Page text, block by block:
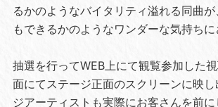
るかのようなバイタリティ溢れる同曲
もできるかのようなワンダーな気持ちに
抽選を行ってWEB上にて観覧参加した
面にてステージ正面のスクリーンに映
ジアーティストも実際にお客さんを前